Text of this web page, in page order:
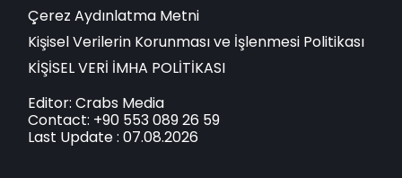
Çerez Aydınlatma Metni
Kişisel Verilerin Korunması ve İşlenmesi Politikası
KİŞİSEL VERİ İMHA POLİTİKASI
Editor: Crabs Media
Contact: +90 553 089 26 59
Last Update : 07.08.2026